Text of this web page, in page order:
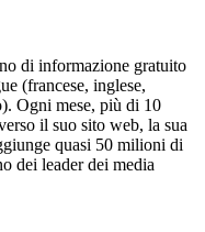
di informazione gratuito
(francese, inglese,
Ogni mese, più di 10
il suo sito web, la sua
quasi 50 milioni di
dei leader dei media